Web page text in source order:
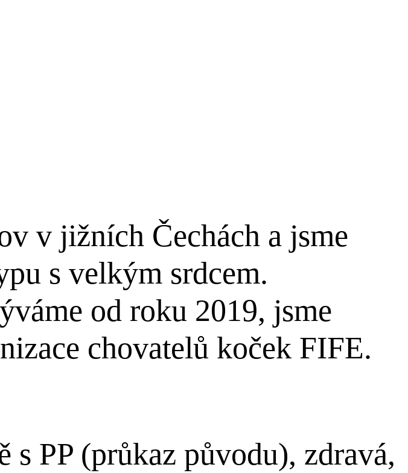
v jižních Čechách a jsme
s velkým srdcem.
od roku 2019, jsme
chovatelů koček FIFE.
PP (průkaz původu), zdravá,